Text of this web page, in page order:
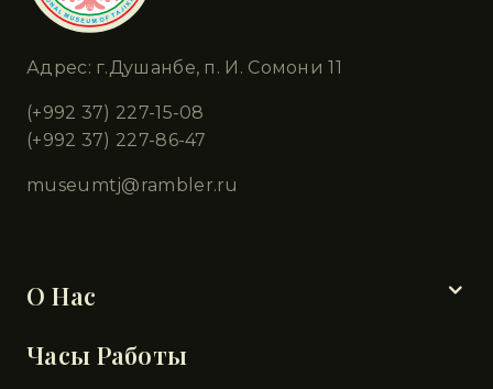
Адрес: г.Душанбе, п. И. Сомони 11
(+992 37) 227-15-08
(+992 37) 227-86-47
museumtj@rambler.ru
О Нас
Часы Работы